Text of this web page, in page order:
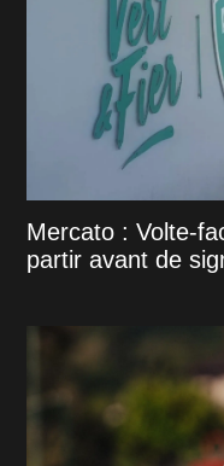
Mercato : Volte-
partir avant de